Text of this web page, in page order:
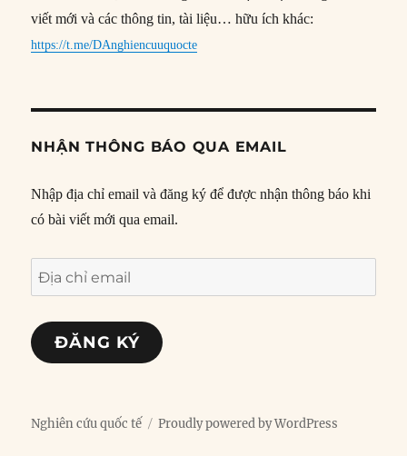
viết mới và các thông tin, tài liệu… hữu ích khác:
https://t.me/DAnghiencuuquocte
NHẬN THÔNG BÁO QUA EMAIL
Nhập địa chỉ email và đăng ký để được nhận thông báo khi
có bài viết mới qua email.
Địa
chỉ
email
ĐĂNG KÝ
Nghiên cứu quốc tế Proudly powered by WordPress